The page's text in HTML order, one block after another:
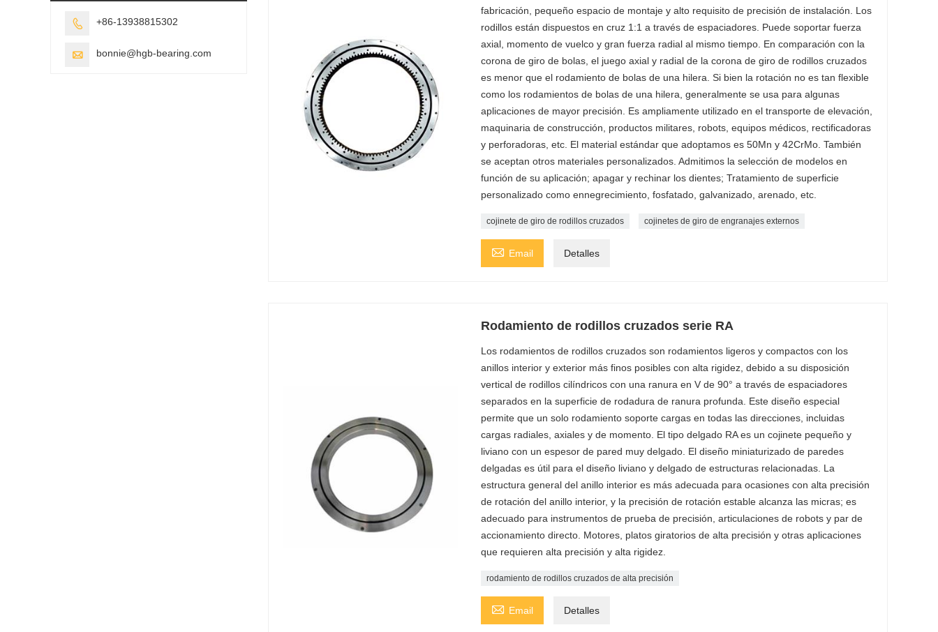
fabricación, pequeño espacio de montaje y alto requisito de precisión de instalación. Los
rodillos están dispuestos en cruz 1:1 a través de espaciadores. Puede soportar fuerza
axial, momento de vuelco y gran fuerza radial al mismo tiempo. En comparación con la
corona de giro de bolas, el juego axial y radial de la corona de giro de rodillos cruzados
es menor que el rodamiento de bolas de una hilera. Si bien la rotación no es tan flexible
como los rodamientos de bolas de una hilera, generalmente se usa para algunas
aplicaciones de mayor precisión. Es ampliamente utilizado en el transporte de elevación,
maquinaria de construcción, productos militares, robots, equipos médicos, rectificadoras
y perforadoras, etc. El material estándar que adoptamos es 50Mn y 42CrMo. También
se aceptan otros materiales personalizados. Admitimos la selección de modelos en
función de su aplicación; apagar y rechinar los dientes; Tratamiento de superficie
personalizado como ennegrecimiento, fosfatado, galvanizado, arenado, etc.
cojinete de giro de rodillos cruzados cojinetes de giro de engranajes externos
 Email Detalles
Rodamiento de rodillos cruzados serie RA
Los rodamientos de rodillos cruzados son rodamientos ligeros y compactos con los
anillos interior y exterior más finos posibles con alta rigidez, debido a su disposición
vertical de rodillos cilíndricos con una ranura en V de 90° a través de espaciadores
separados en la superficie de rodadura de ranura profunda. Este diseño especial
permite que un solo rodamiento soporte cargas en todas las direcciones, incluidas
cargas radiales, axiales y de momento. El tipo delgado RA es un cojinete pequeño y
liviano con un espesor de pared muy delgado. El diseño miniaturizado de paredes
delgadas es útil para el diseño liviano y delgado de estructuras relacionadas. La
estructura general del anillo interior es más adecuada para ocasiones con alta precisión
de rotación del anillo interior, y la precisión de rotación estable alcanza las micras; es
adecuado para instrumentos de prueba de precisión, articulaciones de robots y par de
accionamiento directo. Motores, platos giratorios de alta precisión y otras aplicaciones
que requieren alta precisión y alta rigidez.
rodamiento de rodillos cruzados de alta precisión
 Email Detalles
 +86-13938815302
 bonnie@hgb-bearing.com